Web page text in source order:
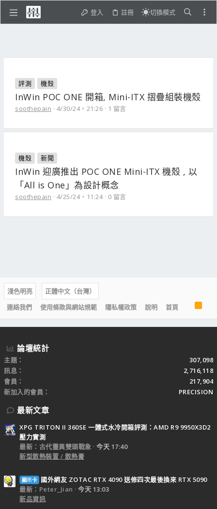
登入 註冊 切換模式
評測 機殼
InWin POC ONE 開箱, Mini-ITX 摺疊組裝機殼
soothepain 4/30/24，21:26 1 留言
機殼 新聞
InWin 迎廣推出 POC ONE Mini-ITX 機殼 , 以
「All is One」為設計概念
soothepain 4/25/24，11:24 0 留言
淺色明亮
正體中文（台灣）
連絡我們
使用條款與網站規範 隱私權政策 說明 首頁
R
S
S
論壇統計
主題
307,098
訊息
2,716,118
會員
217,904
新加入的會員
PRECISION
最新文章
XPG TRITON II 360SE 一體式水冷開箱評測：AMD R9 9950X3D2
壓力實測
最新：古代靈異雙頭戰象
今天 17:40
新型散熱裝置 / 散熱膏
顯示卡
國外網友 ZOTAC RTX 4090 送修四次最後換來 RTX 5090
最新：Peter_Jian
今天 13:03
新品資訊